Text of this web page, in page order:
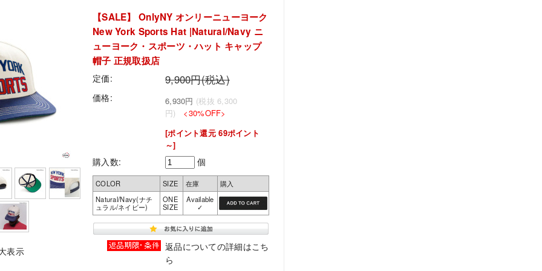
表示
【SALE】 OnlyNY オンリーニューヨーク
New York Sports Hat |Natural/Navy ニ
ューヨーク・スポーツ・ハット キャップ
帽子 正規取扱店
定価: 9,900円(税込)
価格: 6,930円 (税抜 6,300
円) <30%OFF>
[ポイント還元 69ポイント
～]
購入数: 個
COLOR SIZE 在庫
購入
Natural/Navy(ナチ
ュラル/ネイビー)
ONE
SIZE
Available
✓
返品についての詳細はこち
ら